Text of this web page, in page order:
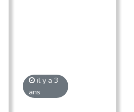
il y a 3
ans